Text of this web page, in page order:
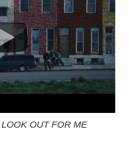
OUT FOR ME